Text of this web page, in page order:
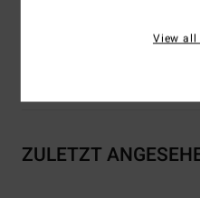
ZULETZT
View